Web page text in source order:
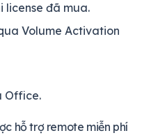
license đã mua.
Volume Activation
Office.
hỗ trợ remote miễn phí